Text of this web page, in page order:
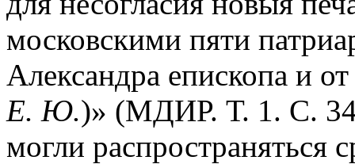
московскими пяти
Александра епископа и
Е. Ю.)» (МДИР. Т. 1. С.
могли распространяться